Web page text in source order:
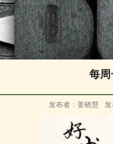
每周
发布者：姜晓慧